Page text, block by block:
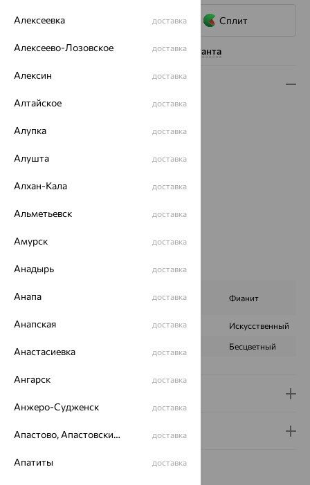
Сплит
Нужна помощь консультанта
Вес:2.7 — 2.87
Металл:
Проба:585
Вставка:Жемчуг
Цвет вставки:
Вес металла:
Характеристика вставки:
ВИД КАМНЯ Фианит
ПРОИСХОЖДЕНИЕ Культивированный Искусственный
Бесцветный
Гарантия и возврат
Алексеевка доставка
Алексеево-Лозовское доставка
Алексин доставка
Алтайское доставка
Алупка доставка
Алушта доставка
Алхан-Кала доставка
Альметьевск доставка
Амурск доставка
Анадырь доставка
Анапа доставка
Анапская доставка
Анастасиевка доставка
Ангарск доставка
Анжеро-Судженск доставка
Апастово, Апастовский район доставка
Апатиты доставка